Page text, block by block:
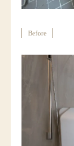
Before